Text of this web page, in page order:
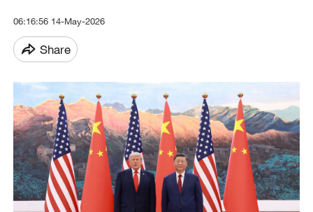
06:16:56 14-May-2026
Share